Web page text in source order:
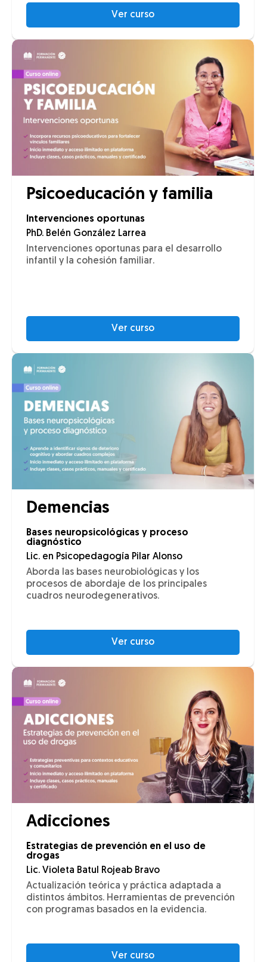
Ver curso
Psicoeducación y familia
Intervenciones oportunas
PhD. Belén González Larrea
Intervenciones oportunas para el desarrollo
infantil y la cohesión familiar.
Ver curso
Demencias
Bases neuropsicológicas y proceso
diagnóstico
Lic. en Psicopedagogía Pilar Alonso
Aborda las bases neurobiológicas y los
procesos de abordaje de los principales
cuadros neurodegenerativos.
Ver curso
Adicciones
Estrategias de prevención en el uso de
drogas
Lic. Violeta Batul Rojeab Bravo
Actualización teórica y práctica adaptada a
distintos ámbitos. Herramientas de prevención
con programas basados en la evidencia.
Ver curso